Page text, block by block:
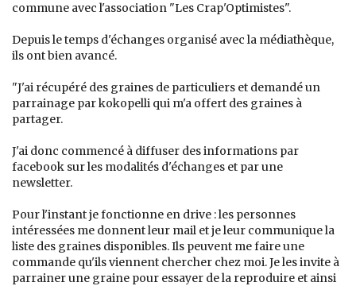
commune avec l'association "Les Crap'Optimistes".
Depuis le temps d'échanges organisé avec la médiathèque,
ils ont bien avancé.
"J'ai récupéré des graines de particuliers et demandé un
parrainage par kokopelli qui m'a offert des graines à
partager.
J'ai donc commencé à diffuser des informations par
facebook sur les modalités d'échanges et par une
newsletter.
Pour l'instant je fonctionne en drive : les personnes
intéressées me donnent leur mail et je leur communique la
liste des graines disponibles. Ils peuvent me faire une
commande qu'ils viennent chercher chez moi. Je les invite à
parrainer une graine pour essayer de la reproduire et ainsi